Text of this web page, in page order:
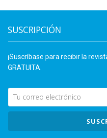
SUSCRIPCIÓN
¡Suscríbase para recibir la
GRATUITA.